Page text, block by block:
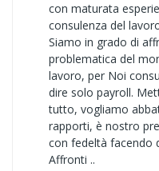
con maturata
consulenza del
Siamo in grado di
problematica del
lavoro, per Noi
dire solo payroll.
tutto, vogliamo
rapporti, è nostro
con fedeltà facendo
Affronti ..